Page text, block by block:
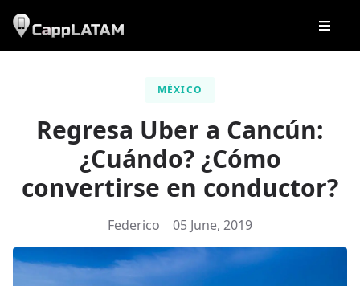
MÉXICO
Regresa Uber a Cancún:
¿Cuándo? ¿Cómo
convertirse en conductor?
Federico 05 June, 2019